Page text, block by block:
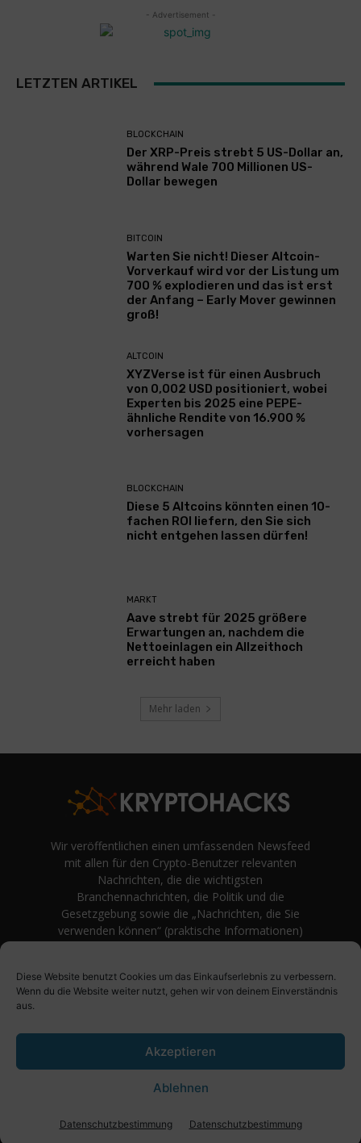
Diese Website benutzt Cookies um das Einkaufserlebnis zu verbessern.
Wenn du die Website weiter nutzt, gehen wir von deinem Einverständnis
aus.
Akzeptieren
Ablehnen
Datenschutzbestimmung Datenschutzbestimmung
- Advertisement -
LETZTEN ARTIKEL
BLOCKCHAIN
Der XRP-Preis strebt 5 US-Dollar an,
während Wale 700 Millionen US-
Dollar bewegen
BITCOIN
Warten Sie nicht! Dieser Altcoin-
Vorverkauf wird vor der Listung um
700 % explodieren und das ist erst
der Anfang – Early Mover gewinnen
groß!
ALTCOIN
XYZVerse ist für einen Ausbruch
von 0,002 USD positioniert, wobei
Experten bis 2025 eine PEPE-
ähnliche Rendite von 16.900 %
vorhersagen
BLOCKCHAIN
Diese 5 Altcoins könnten einen 10-
fachen ROI liefern, den Sie sich
nicht entgehen lassen dürfen!
MARKT
Aave strebt für 2025 größere
Erwartungen an, nachdem die
Nettoeinlagen ein Allzeithoch
erreicht haben
Mehr laden
Wir veröffentlichen einen umfassenden Newsfeed
mit allen für den Crypto-Benutzer relevanten
Nachrichten, die die wichtigsten
Branchennachrichten, die Politik und die
Gesetzgebung sowie die „Nachrichten, die Sie
verwenden können“ (praktische Informationen)
Meinungen rund um Kryptowährung. Einfache
Logik und Beispiele aus der Praxis werden vor
bevorzugt.
© KryptoHacks News - 2021